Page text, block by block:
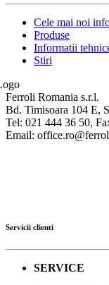
Cele mai noi
Produse
Informatii
Stiri
Ferroli Romania s.r.l.
Bd. Timisoara 104 E,
Tel: 021 444 36 50,
Email:
Servicii clienti
SERVICE